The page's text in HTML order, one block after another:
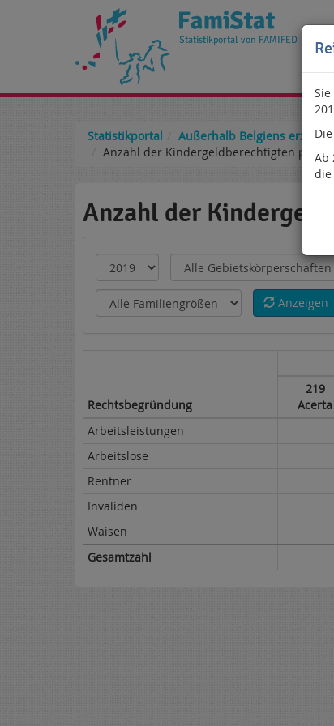
Ab
die
Statistikportal Außerhalb Belgiens
Anzahl der Kindergeldberechtigten pro
Anzahl der
Anzeigen
Rechtsbegründung
219
Acerta
Arbeitsleistungen
Arbeitslose
Rentner
Invaliden
Waisen
Gesamtzahl